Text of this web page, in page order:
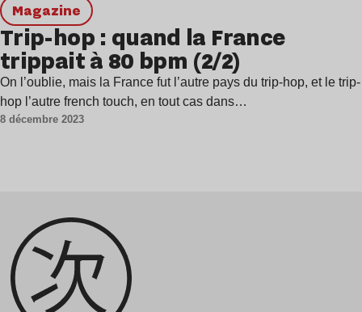
magazine
Trip-hop : quand la France
trippait à 80 bpm (2/2)
On l’oublie, mais la France fut l’autre pays du trip-hop, et le trip-
hop l’autre french touch, en tout cas dans…
8 décembre 2023